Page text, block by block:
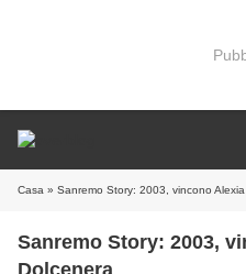
Casa » Sanremo Story: 2003, vincono
Sanremo Story: 2003,
Dolcenera